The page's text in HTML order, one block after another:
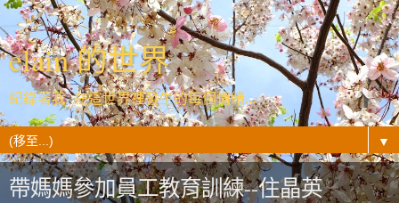
elain 的世界
紀錄著我- 在這世界裡發生的每個情緒...
▼
帶媽媽參加員工教育訓練--住晶英